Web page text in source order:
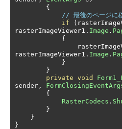
{
// 最後のページに移
if
(
rasterImageViewer1 . Image .
{
rasterImageViewer1 . Image .
}
}
private void
sender ,
{
RasterCodecs .
}
}
}